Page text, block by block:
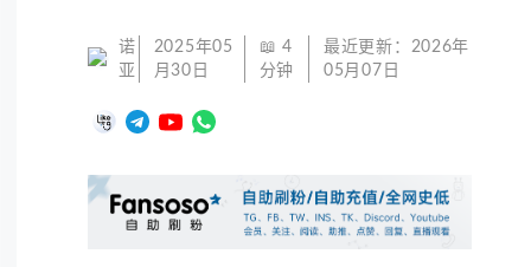
诺
亚
2025年05
月30日
📖 4
分钟
最近更新： 2026年
05月07日